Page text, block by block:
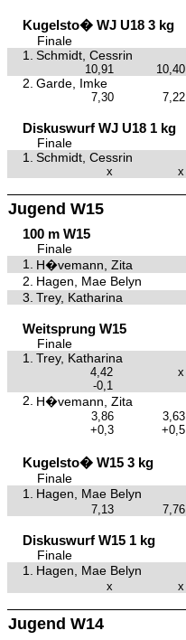
Kugelsto� WJ U18 3 kg
Finale
1.
Schmidt, Cessrin
10,91 10,40
2. Garde, Imke
7,30 7,22
Diskuswurf WJ U18 1 kg
Finale
1.
Schmidt, Cessrin
x x
Jugend W15
100 m W15
Finale
1.
H�vemann, Zita
2. Hagen, Mae Belyn
3. Trey, Katharina
Weitsprung W15
Finale
1.
Trey, Katharina
4,42 x
-0,1
2. H�vemann, Zita
3,86 3,63
+0,3
+0,5
Kugelsto� W15 3 kg
Finale
1.
Hagen, Mae Belyn
7,13 7,76
Diskuswurf W15 1 kg
Finale
1.
Hagen, Mae Belyn
x x
Jugend W14